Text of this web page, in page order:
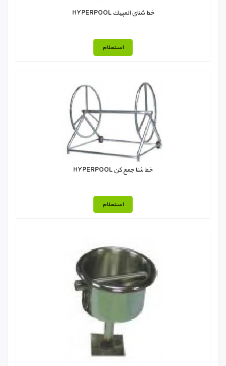
خط شناي المپيك HYPERPOOL
استعلام
خط شنا جمع كن HYPERPOOL
استعلام